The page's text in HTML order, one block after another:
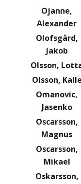
Ojanne,
Alexander
Olofsgård,
Jakob
Olsson,
Olsson, Kalle
Omanovic,
Jasenko
Oscarsson,
Magnus
Oscarsson,
Mikael
Oskarsson,